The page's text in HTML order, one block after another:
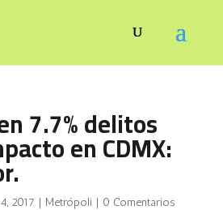
7.7% delitos
en CDMX:
2017 | Metrópoli | 0 Comentarios